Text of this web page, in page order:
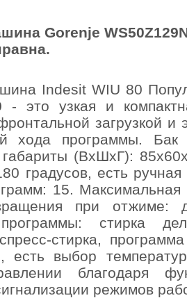
Gorenje
Indesit WIU 80
- это узкая и
загрузкой и
хода программы.
(ВxШxГ):
градусов, есть
15. Максимальная
при
стирка
стирка,
есть выбор
благодаря
режимов